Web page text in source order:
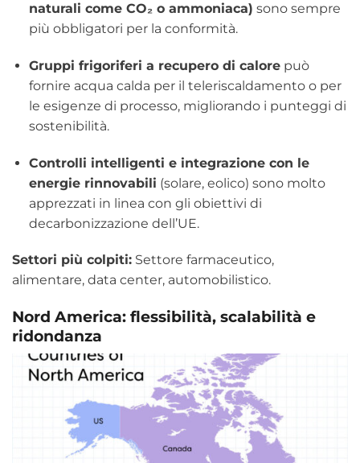
naturali come CO₂ o ammoniaca) sono sempre
più obbligatori per la conformità.
Gruppi frigoriferi a recupero di calorepuò
fornire acqua calda per il teleriscaldamento o per
le esigenze di processo, migliorando i punteggi di
sostenibilità.
Controlli intelligenti e integrazione con le
energie rinnovabili (solare, eolico) sono molto
apprezzati in linea con gli obiettivi di
decarbonizzazione dell’UE.
Settori più colpiti: Settore farmaceutico,
alimentare, data center, automobilistico.
Nord America: flessibilità, scalabilità e
ridondanza